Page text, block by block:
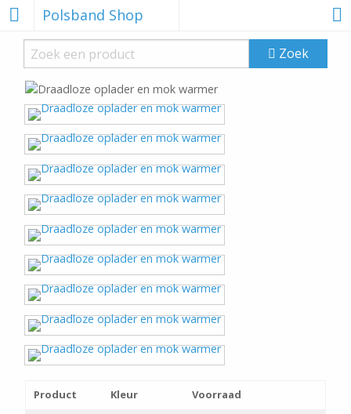
Polsband Shop
Zoek
Product Kleur Voorraad